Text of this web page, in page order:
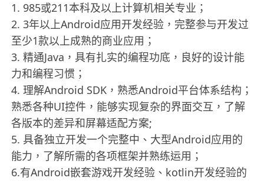
1. 985或211本科及以上计算机相关专业；
2. 3年以上Android应用开发经验，完整参与开发过
至少1款以上成熟的商业应用；
3. 精通Java，具有扎实的编程功底，良好的设计能
力和编程习惯；
4. 理解Android SDK，熟悉Android平台体系结构；
熟悉各种UI控件，能够实现复杂的界面交互，了解
各版本的差异和屏幕适配方案;
5. 具备独立开发一个完整中、大型Android应用的
能力，了解所需的各项框架并熟练运用；
6.有Android嵌套游戏开发经验、kotlin开发经验的